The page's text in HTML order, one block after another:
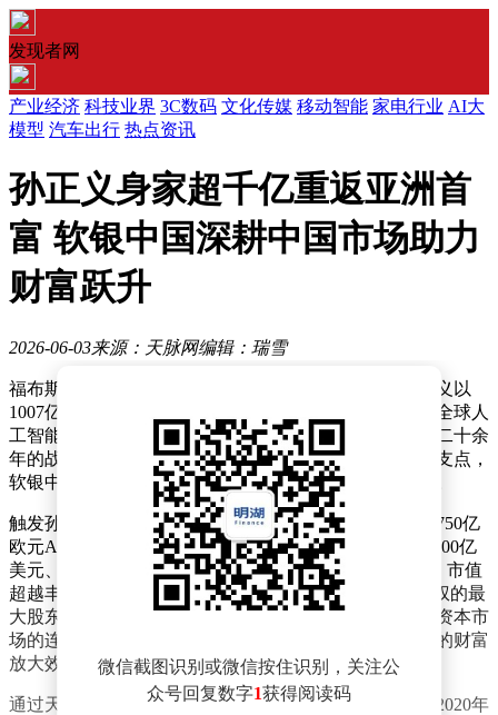
发现者网
产业经济 科技业界 3C数码 文化传媒 移动智能 家电行业 AI大
模型 汽车出行 热点资讯
孙正义身家超千亿重返亚洲首
富 软银中国深耕中国市场助力
财富跃升
2026-06-03来源：天脉网编辑：瑞雪
福布斯实时富豪榜最新数据显示，软银集团创始人孙正义以
1007亿美元身家重返亚洲首富宝座。这一跃升既得益于全球人
工智能产业投资红利的集中释放，也与其深耕中国市场二十余
年的战略布局密不可分。作为软银全球资本版图的重要支点，
软银中国在推动跨区域投资价值转化中扮演着关键角色。
触发孙正义财富暴涨的直接动因，是软银在欧洲宣布的750亿
欧元AI算力基础设施投资计划。随着OpenAI估值突破3000亿
美元、Arm股价年内翻倍，软银集团股价单日飙升14%，市值
超越丰田成为日本上市公司之首。作为持有软银34%股权的最
大股东，孙正义的个人财富随之实现跨越式增长。这种资本市
场的连锁反应，凸显了科技巨头估值重构对顶级投资人的财富
放大效应。
通过天眼查数据可追溯软银在华投资架构的演进轨迹。2020年
微信截图识别或微信按住识别，关注公
众号回复数字1获得阅读码